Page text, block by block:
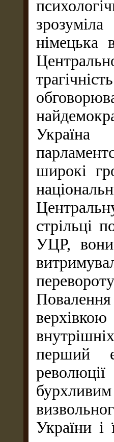
німецька
Україна
широкі
стрільці
УЦР, вони
перший
України і